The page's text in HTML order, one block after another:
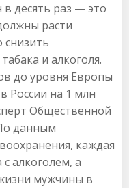
десять раз — это
расти
снизить
и алкоголя.
до уровня Европы
России на 1 млн
Общественной
данным
каждая
с алкоголем, а
мужчины в